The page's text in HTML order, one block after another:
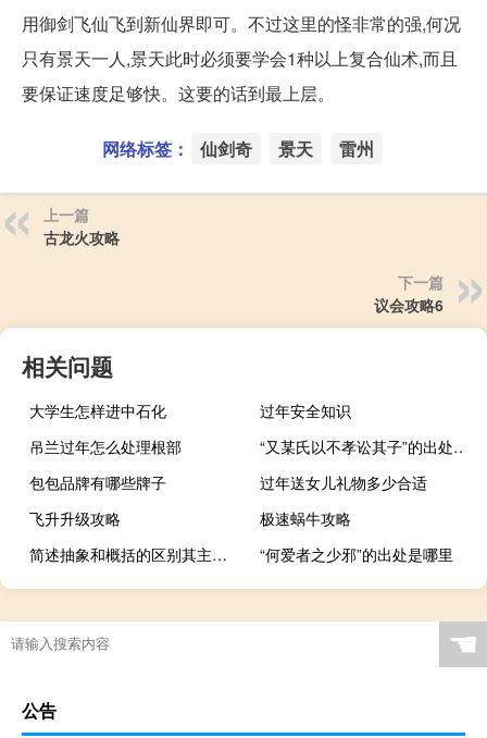
用御剑飞仙飞到新仙界即可。不过这里的怪非常的强,何况
只有景天一人,景天此时必须要学会1种以上复合仙术,而且
要保证速度足够快。这要的话到最上层。
网络标签： 仙剑奇 景天 雷州
上一篇
古龙火攻略
下一篇
议会攻略6
相关问题
大学生怎样进中石化
过年安全知识
吊兰过年怎么处理根部
“又某氏以不孝讼其子”的出处是哪里
包包品牌有哪些牌子
过年送女儿礼物多少合适
飞升升级攻略
极速蜗牛攻略
简述抽象和概括的区别其主要区别特点是什么
“何爱者之少邪”的出处是哪里
☚
公告